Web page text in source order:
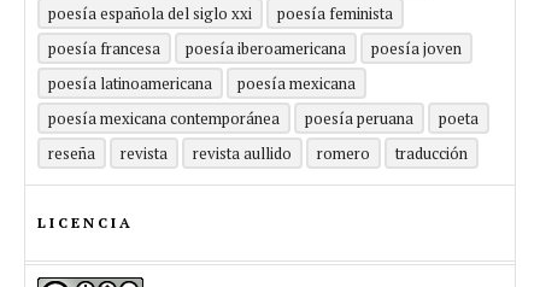
poesía española del siglo xxi
poesía feminista
poesía francesa
poesía iberoamericana
poesía joven
poesía latinoamericana
poesía mexicana
poesía mexicana contemporánea
poesía peruana
poeta
reseña
revista revista aullido romero traducción
LICENCIA